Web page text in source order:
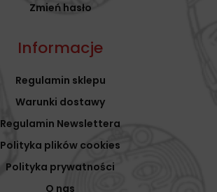
Zmień hasło
Informacje
Regulamin sklepu
Warunki dostawy
Regulamin Newslettera
Polityka plików cookies
Polityka prywatności
O nas